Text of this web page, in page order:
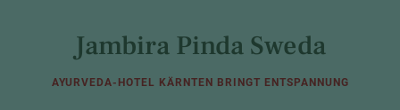
Jambira Pinda Sweda
AYURVEDA-HOTEL KÄRNTEN BRINGT ENTSPANNUNG